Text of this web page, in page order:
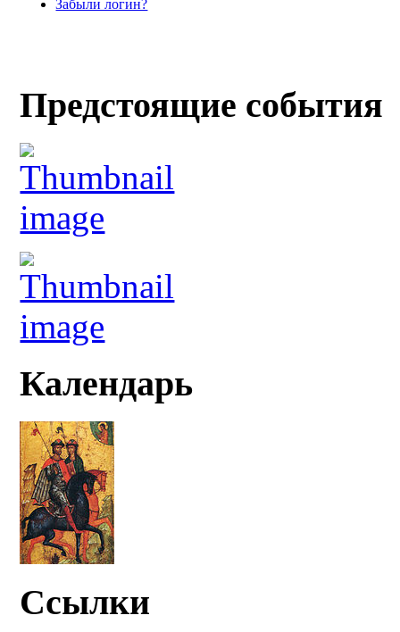
Забыли логин?
Предстоящие события
Календарь
Ссылки